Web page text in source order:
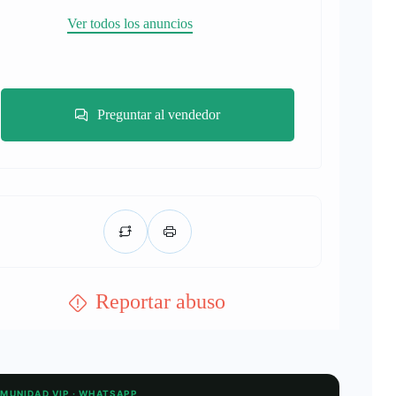
Ver todos los anuncios
Preguntar al vendedor
Reportar abuso
VIP · WHATSAPP